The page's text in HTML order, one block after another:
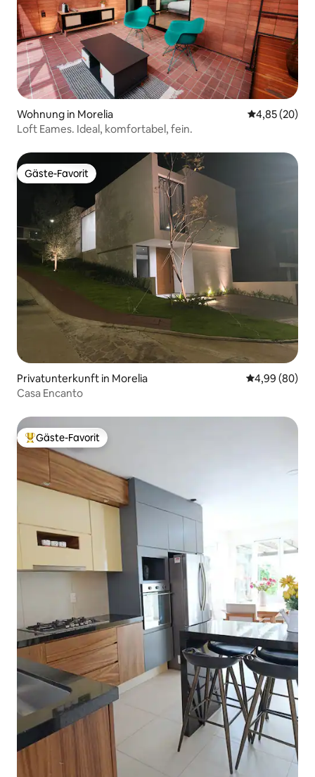
Wohnung in Morelia
4,85 (20)
Loft Eames. Ideal, komfortabel, fein.
Gäste-Favorit
Gäste-Favorit
Privatunterkunft in Morelia
4,99 (80)
Casa Encanto
Beliebter Gäste-Favorit.
Gäste-Favorit